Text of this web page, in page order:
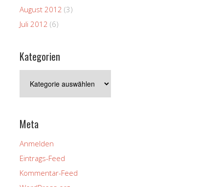
August 2012 (3)
Juli 2012 (6)
Kategorien
Meta
Anmelden
Eintrags-Feed
Kommentar-Feed